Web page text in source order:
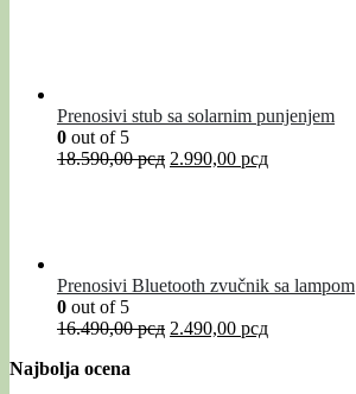
Prenosivi stub sa solarnim punjenjem
0 out of 5
18.590,00рсд 2.990,00 рсд
Prenosivi Bluetooth zvučnik sa lampom
0 out of 5
16.490,00рсд 2.490,00 рсд
Najbolja ocena